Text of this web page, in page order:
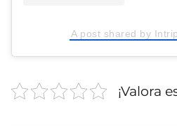
A post shared by
¡Valora